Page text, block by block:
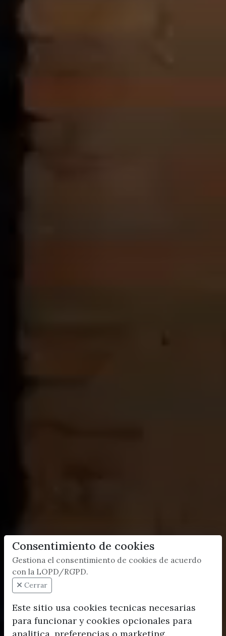
Consentimiento de cookies
Gestiona el consentimiento de cookies de acuerdo
con la LOPD/RGPD.
Cerrar
Este sitio usa cookies tecnicas necesarias
para funcionar y cookies opcionales para